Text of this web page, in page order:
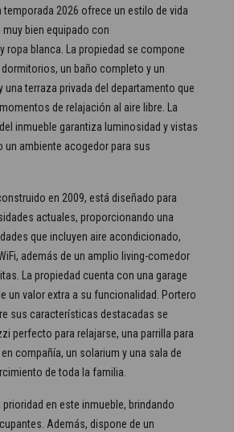
temporada 2026 ofrece un estilo de vida
bien equipado con
ropa blanca. La propiedad se compone
un baño completo y un
una terraza privada del departamento que
de relajación al aire libre. La
inmueble garantiza luminosidad y vistas
un ambiente acogedor para sus
en 2009, está diseñado para
actuales, proporcionando una
que incluyen aire acondicionado,
además de un amplio living-comedor
La propiedad cuenta con una garage
un valor extra a su funcionalidad. Portero
sus características destacadas se
perfecto para relajarse, una parrilla para
compañía, un solarium y una sala de
de toda la familia.
prioridad en este inmueble, brindando
Además, dispone de un